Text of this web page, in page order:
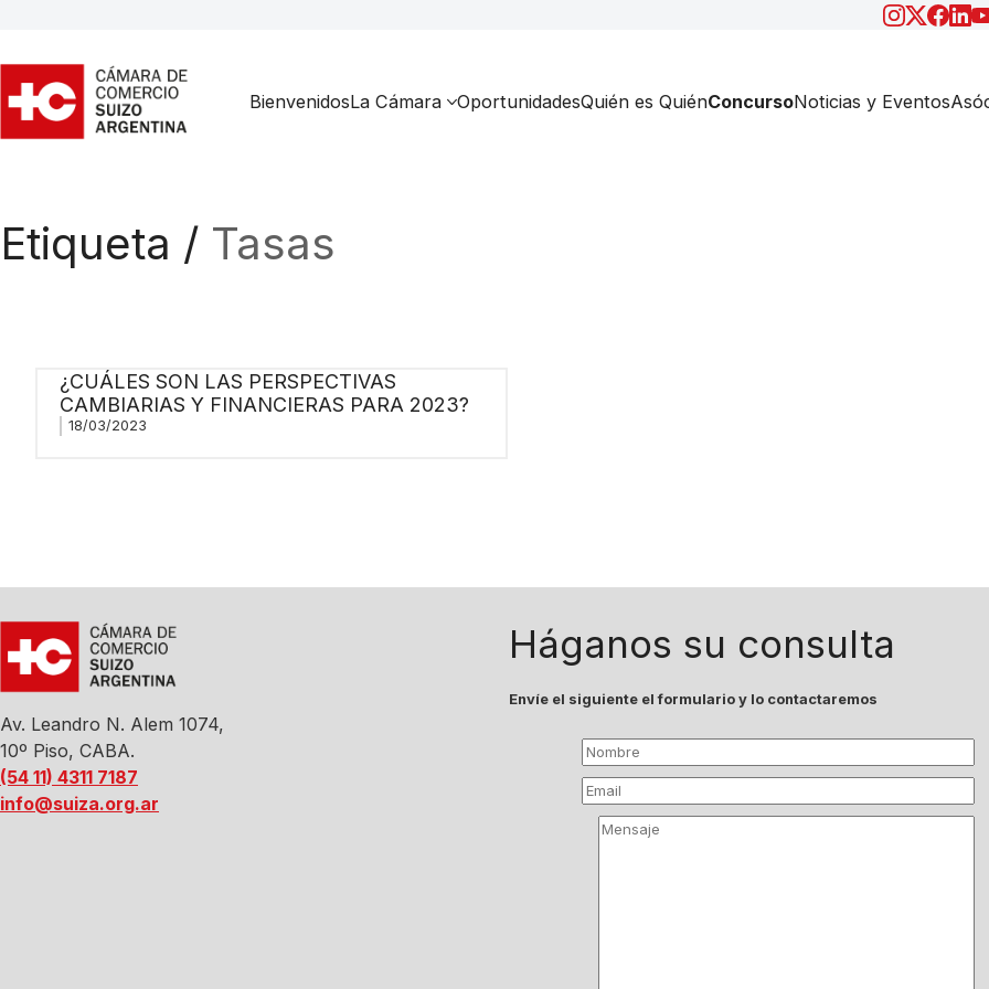
BienvenidosLa Cámara OportunidadesQuién es QuiénConcursoNoticias y Eventos
Etiqueta / Tasas
¿CUÁLES SON LAS PERSPECTIVAS
CAMBIARIAS Y FINANCIERAS PARA 2023?
18/03/2023
Av. Leandro N. Alem 1074,
10º Piso, CABA.
(54 11) 4311 7187
info@suiza.org.ar
Háganos su consulta
Envíe el siguiente el formulario y lo contactaremos